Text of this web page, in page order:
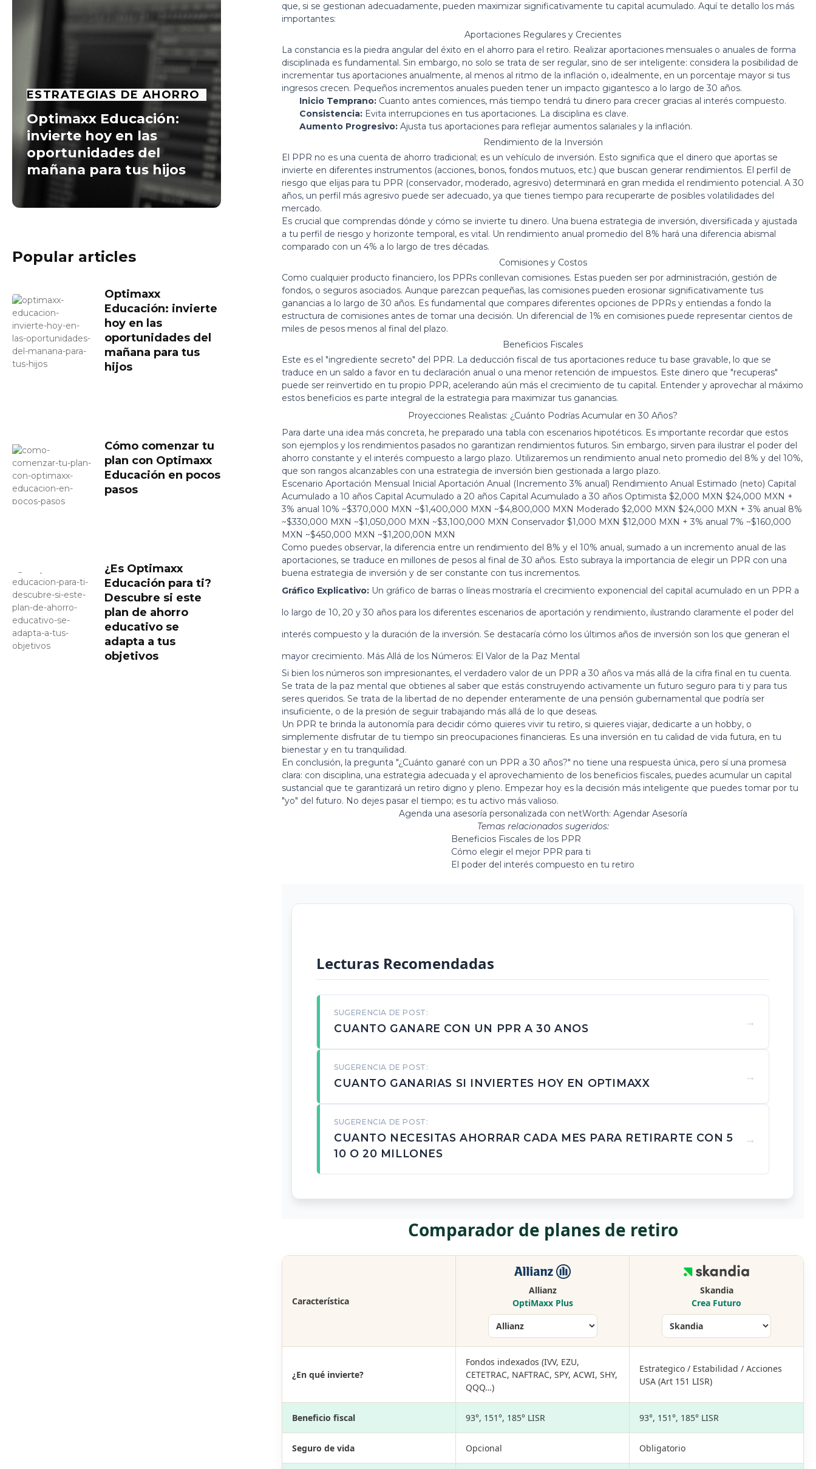
ESTRATEGIAS DE AHORRO
Optimaxx Educación:
invierte hoy en las
oportunidades del
mañana para tus hijos
Popular articles
Optimaxx
Educación: invierte
hoy en las
oportunidades del
mañana para tus
hijos
Cómo comenzar tu
plan con Optimaxx
Educación en pocos
pasos
¿Es Optimaxx
Educación para ti?
Descubre si este
plan de ahorro
educativo se
adapta a tus
objetivos
que, si se gestionan adecuadamente, pueden maximizar significativamente tu capital acumulado. Aquí te detallo los más
importantes:
Aportaciones Regulares y Crecientes
La constancia es la piedra angular del éxito en el ahorro para el retiro. Realizar aportaciones mensuales o anuales de forma
disciplinada es fundamental. Sin embargo, no solo se trata de ser regular, sino de ser inteligente: considera la posibilidad de
incrementar tus aportaciones anualmente, al menos al ritmo de la inflación o, idealmente, en un porcentaje mayor si tus
ingresos crecen. Pequeños incrementos anuales pueden tener un impacto gigantesco a lo largo de 30 años.
Inicio Temprano: Cuanto antes comiences, más tiempo tendrá tu dinero para crecer gracias al interés compuesto.
Consistencia: Evita interrupciones en tus aportaciones. La disciplina es clave.
Aumento Progresivo: Ajusta tus aportaciones para reflejar aumentos salariales y la inflación.
Rendimiento de la Inversión
El PPR no es una cuenta de ahorro tradicional; es un vehículo de inversión. Esto significa que el dinero que aportas se
invierte en diferentes instrumentos (acciones, bonos, fondos mutuos, etc.) que buscan generar rendimientos. El perfil de
riesgo que elijas para tu PPR (conservador, moderado, agresivo) determinará en gran medida el rendimiento potencial. A 30
años, un perfil más agresivo puede ser adecuado, ya que tienes tiempo para recuperarte de posibles volatilidades del
mercado.
Es crucial que comprendas dónde y cómo se invierte tu dinero. Una buena estrategia de inversión, diversificada y ajustada
a tu perfil de riesgo y horizonte temporal, es vital. Un rendimiento anual promedio del 8% hará una diferencia abismal
comparado con un 4% a lo largo de tres décadas.
Comisiones y Costos
Como cualquier producto financiero, los PPRs conllevan comisiones. Estas pueden ser por administración, gestión de
fondos, o seguros asociados. Aunque parezcan pequeñas, las comisiones pueden erosionar significativamente tus
ganancias a lo largo de 30 años. Es fundamental que compares diferentes opciones de PPRs y entiendas a fondo la
estructura de comisiones antes de tomar una decisión. Un diferencial de 1% en comisiones puede representar cientos de
miles de pesos menos al final del plazo.
Beneficios Fiscales
Este es el "ingrediente secreto" del PPR. La deducción fiscal de tus aportaciones reduce tu base gravable, lo que se
traduce en un saldo a favor en tu declaración anual o una menor retención de impuestos. Este dinero que "recuperas"
puede ser reinvertido en tu propio PPR, acelerando aún más el crecimiento de tu capital. Entender y aprovechar al máximo
estos beneficios es parte integral de la estrategia para maximizar tus ganancias.
Proyecciones Realistas: ¿Cuánto Podrías Acumular en 30 Años?
Para darte una idea más concreta, he preparado una tabla con escenarios hipotéticos. Es importante recordar que estos
son ejemplos y los rendimientos pasados no garantizan rendimientos futuros. Sin embargo, sirven para ilustrar el poder del
ahorro constante y el interés compuesto a largo plazo. Utilizaremos un rendimiento anual neto promedio del 8% y del 10%,
que son rangos alcanzables con una estrategia de inversión bien gestionada a largo plazo.
Escenario Aportación Mensual Inicial Aportación Anual (Incremento 3% anual) Rendimiento Anual Estimado (neto) Capital
Acumulado a 10 años Capital Acumulado a 20 años Capital Acumulado a 30 años Optimista $2,000 MXN $24,000 MXN +
3% anual 10% ~$370,000 MXN ~$1,400,000 MXN ~$4,800,000 MXN Moderado $2,000 MXN $24,000 MXN + 3% anual 8%
~$330,000 MXN ~$1,050,000 MXN ~$3,100,000 MXN Conservador $1,000 MXN $12,000 MXN + 3% anual 7% ~$160,000
MXN ~$450,000 MXN ~$1,200,00N MXN
Como puedes observar, la diferencia entre un rendimiento del 8% y el 10% anual, sumado a un incremento anual de las
aportaciones, se traduce en millones de pesos al final de 30 años. Esto subraya la importancia de elegir un PPR con una
buena estrategia de inversión y de ser constante con tus incrementos.
Gráfico Explicativo: Un gráfico de barras o líneas mostraría el crecimiento exponencial del capital acumulado en un PPR a
lo largo de 10, 20 y 30 años para los diferentes escenarios de aportación y rendimiento, ilustrando claramente el poder del
interés compuesto y la duración de la inversión. Se destacaría cómo los últimos años de inversión son los que generan el
mayor crecimiento. Más Allá de los Números: El Valor de la Paz Mental
Si bien los números son impresionantes, el verdadero valor de un PPR a 30 años va más allá de la cifra final en tu cuenta.
Se trata de la paz mental que obtienes al saber que estás construyendo activamente un futuro seguro para ti y para tus
seres queridos. Se trata de la libertad de no depender enteramente de una pensión gubernamental que podría ser
insuficiente, o de la presión de seguir trabajando más allá de lo que deseas.
Un PPR te brinda la autonomía para decidir cómo quieres vivir tu retiro, si quieres viajar, dedicarte a un hobby, o
simplemente disfrutar de tu tiempo sin preocupaciones financieras. Es una inversión en tu calidad de vida futura, en tu
bienestar y en tu tranquilidad.
En conclusión, la pregunta "¿Cuánto ganaré con un PPR a 30 años?" no tiene una respuesta única, pero sí una promesa
clara: con disciplina, una estrategia adecuada y el aprovechamiento de los beneficios fiscales, puedes acumular un capital
sustancial que te garantizará un retiro digno y pleno. Empezar hoy es la decisión más inteligente que puedes tomar por tu
"yo" del futuro. No dejes pasar el tiempo; es tu activo más valioso.
Agenda una asesoría personalizada con netWorth: Agendar Asesoría
Temas relacionados sugeridos:
Beneficios Fiscales de los PPR
Cómo elegir el mejor PPR para ti
El poder del interés compuesto en tu retiro
Lecturas Recomendadas
SUGERENCIA DE POST:
CUANTO GANARE CON UN PPR A 30 ANOS
SUGERENCIA DE POST:
CUANTO GANARIAS SI INVIERTES HOY EN OPTIMAXX
SUGERENCIA DE POST:
CUANTO NECESITAS AHORRAR CADA MES PARA RETIRARTE CON 5
10 O 20 MILLONES
Comparador de planes de retiro
Característica
Allianz
OptiMaxx Plus
Skandia
Crea Futuro
¿En qué invierte?
Fondos indexados (IVV, EZU,
CETETRAC, NAFTRAC, SPY, ACWI, SHY,
QQQ…)
Estrategico / Estabilidad / Acciones
USA (Art 151 LISR)
Beneficio fiscal 93°, 151°, 185° LISR 93°, 151°, 185° LISR
Seguro de vida Opcional Obligatorio